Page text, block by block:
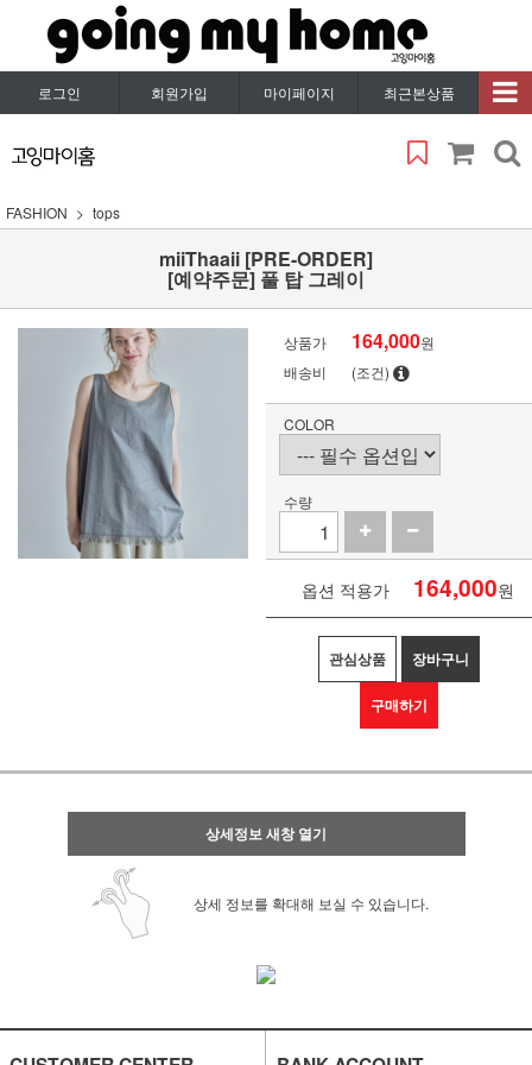
로그인 회원가입 마이페이지 최근본상품
FASHION tops
miiThaaii [PRE-ORDER]
[예약주문] 풀 탑 그레이
상품가 164,000원
배송비
(조건)
COLOR
수량
옵션 적용가 164,000원
관심상품 장바구니
구매하기
상세정보 새창 열기
상세 정보를 확대해 보실 수 있습니다.